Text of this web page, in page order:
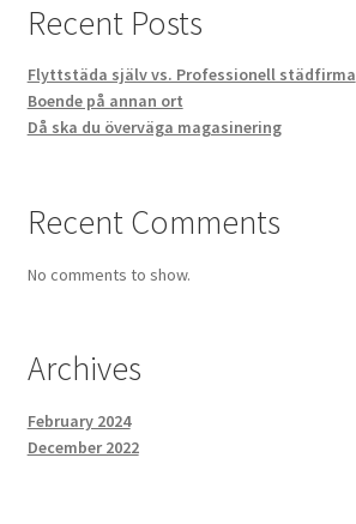
Recent Posts
Flyttstäda själv vs. Professionell städfirma
Boende på annan ort
Då ska du överväga magasinering
Recent Comments
No comments to show.
Archives
February 2024
December 2022